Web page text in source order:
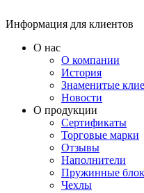
Информация для клиентов
О нас
О компании
История
Знаменитые
Новости
О продукции
Сертификаты
Торговые марки
Отзывы
Наполнители
Пружинные
Чехлы